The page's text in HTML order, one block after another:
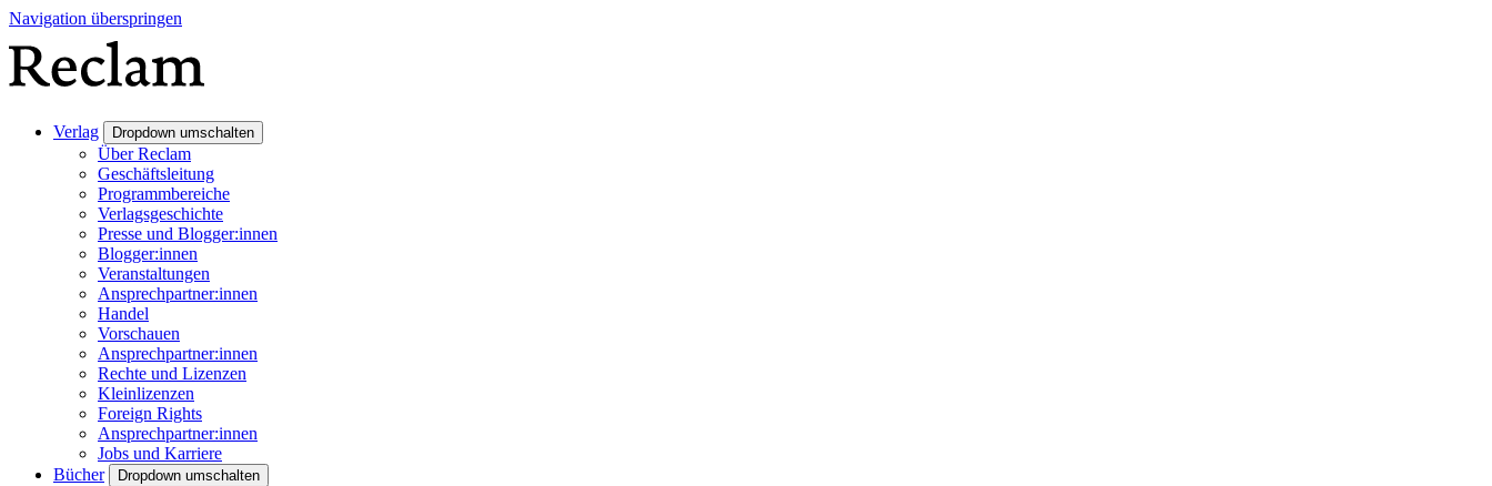
Navigation überspringen
Verlag Dropdown umschalten
Über Reclam
Geschäftsleitung
Programmbereiche
Verlagsgeschichte
Presse und Blogger:innen
Blogger:innen
Veranstaltungen
Ansprechpartner:innen
Handel
Vorschauen
Ansprechpartner:innen
Rechte und Lizenzen
Kleinlizenzen
Foreign Rights
Ansprechpartner:innen
Jobs und Karriere
Bücher
Dropdown umschalten